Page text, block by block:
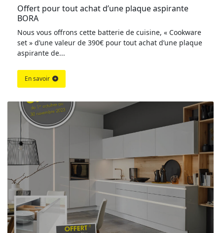
Offert pour tout achat d’une plaque aspirante
BORA
Nous vous offrons cette batterie de cuisine, « Cookware
set » d’une valeur de 390€ pour tout achat d’une plaque
aspirante de...
En savoir